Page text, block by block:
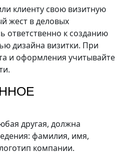
Обратный звонок
клиенту свою визитную
жест в деловых
ответственно к созданию
дизайна визитки. При
и оформления учитывайте
другая, должна
фамилия, имя,
компании.